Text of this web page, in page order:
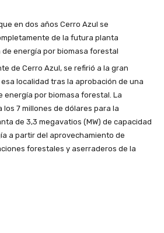
de Cerro Azul, se refirió a la gran
localidad tras la aprobación de una
energía por biomasa forestal. La
7 millones de dólares para la
de 3,3 megavatios (MW) de capacidad
a partir del aprovechamiento de
forestales y aserraderos de la